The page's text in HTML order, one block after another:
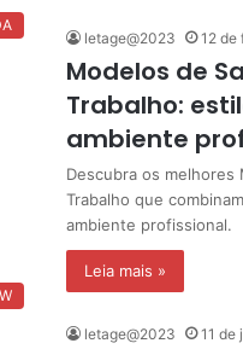
letage@2023 12 de
Modelos de
Trabalho:
ambiente
Descubra os melhores
Trabalho que
ambiente profissional.
Leia mais »
letage@2023 11 de